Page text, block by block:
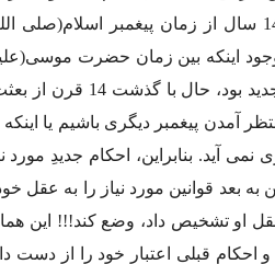
مى كند در هر عصرى احكام خاصى تشریع شود. امروزه هم پس از گذشت 1400 سال از
وجود اینكه بین زمان حضرت
عیسى(علیه السلام) چند قرن بیشتر فاصله نبود
آمدن پیغمبر دیگرى باشیم یا
نمى آید. بنابراین، احكام جدیدِ مورد
بعد قوانین مورد نیاز را به عقل
او تشخیص داد، وضع كند!!! این
قبلى اعتبار خود را از دست